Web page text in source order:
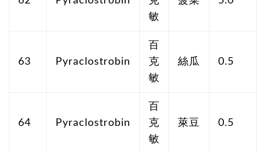
敏
63 Pyraclostrobin
百
克
敏
絲瓜 0.5
64 Pyraclostrobin
百
克
敏
萊豆 0.5